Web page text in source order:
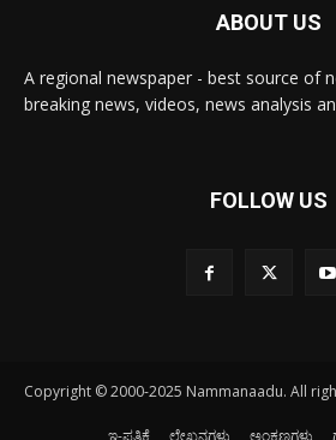
ABOUT US
A regional newspaper - best source of
breaking news, videos, news analysis
FOLLOW US
Copyright © 2000-2025 Nammanaadu. All